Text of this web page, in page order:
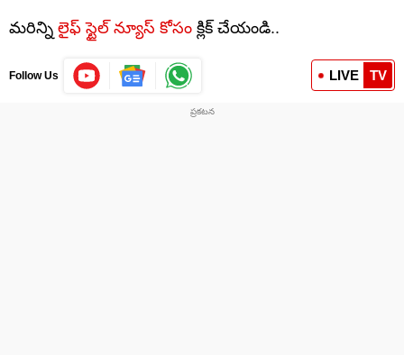
మరిన్ని లైఫ్ స్టైల్ న్యూస్ కోసం క్లిక్ చేయండి..
Follow Us LIVE TV